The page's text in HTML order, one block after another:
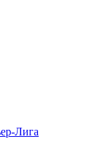
Лига